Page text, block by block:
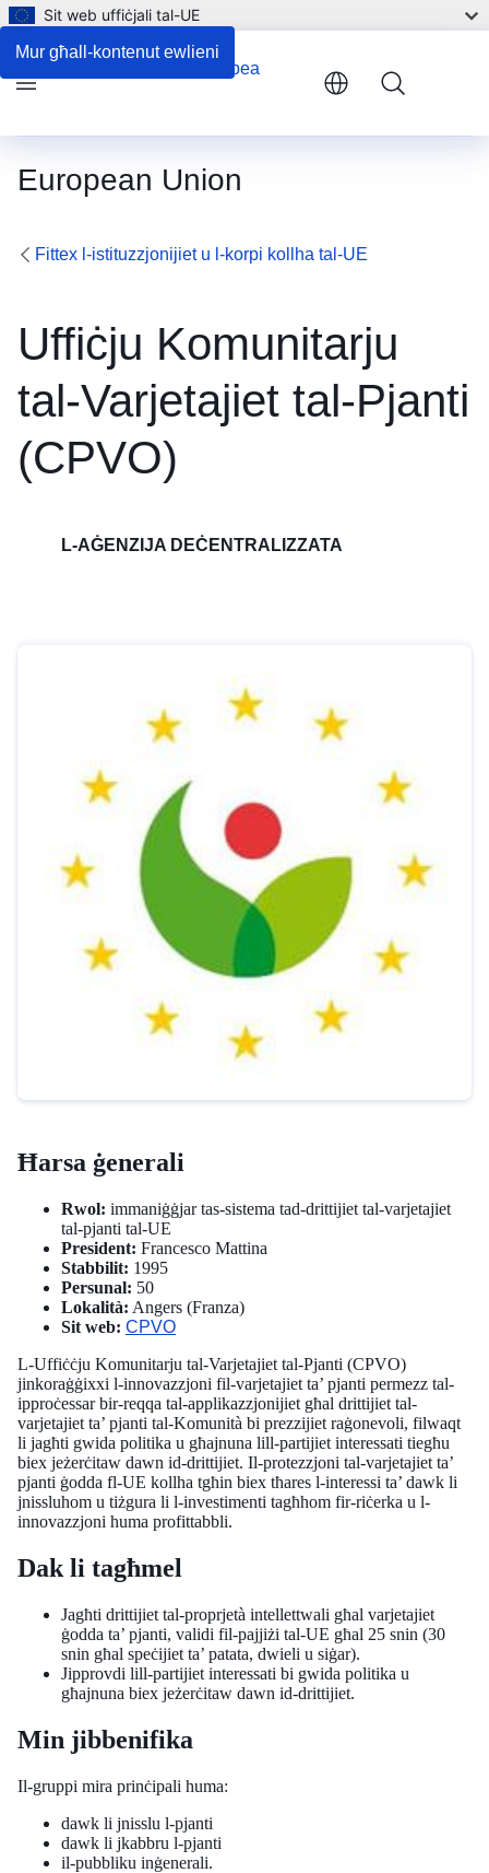
Mur għall-kontenut ewlieni
Sit web uffiċjali tal-UE
European Union
Fittex l-istituzzjonijiet u l-korpi kollha tal-UE
Uffiċju Komunitarju
tal-Varjetajiet tal-Pjanti
(CPVO)
L-AĠENZIJA DEĊENTRALIZZATA
Kuntatt
Ħarsa ġenerali
Rwol: immaniġġjar tas-sistema tad-drittijiet tal-varjetajiet
tal-pjanti tal-UE
President: Francesco Mattina
Stabbilit: 1995
Persunal: 50
Lokalità: Angers (Franza)
Sit web: CPVO
L-Uffiċċju Komunitarju tal-Varjetajiet tal-Pjanti (CPVO)
jinkoraġġixxi l-innovazzjoni fil-varjetajiet ta’ pjanti permezz tal-
ipproċessar bir-reqqa tal-applikazzjonijiet għal drittijiet tal-
varjetajiet ta’ pjanti tal-Komunità bi prezzijiet raġonevoli, filwaqt
li jagħti gwida politika u għajnuna lill-partijiet interessati tiegħu
biex jeżerċitaw dawn id-drittijiet. Il-protezzjoni tal-varjetajiet ta’
pjanti ġodda fl-UE kollha tgħin biex tħares l-interessi ta’ dawk li
jnissluhom u tiżgura li l-investimenti tagħhom fir-riċerka u l-
innovazzjoni huma profittabbli.
Dak li tagħmel
Jagħti drittijiet tal-proprjetà intellettwali għal varjetajiet
ġodda ta’ pjanti, validi fil-pajjiżi tal-UE għal 25 snin (30
snin għal speċijiet ta’ patata, dwieli u siġar).
Jipprovdi lill-partijiet interessati bi gwida politika u
għajnuna biex jeżerċitaw dawn id-drittijiet.
Min jibbenifika
Il-gruppi mira prinċipali huma:
dawk li jnisslu l-pjanti
dawk li jkabbru l-pjanti
il-pubbliku inġenerali.